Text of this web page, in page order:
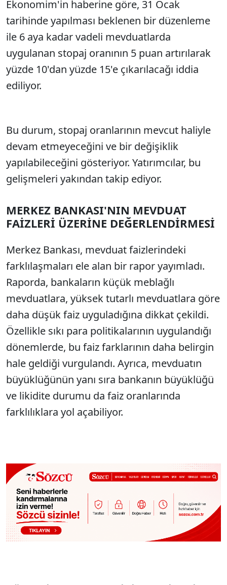
Ekonomim'in haberine göre, 31 Ocak
tarihinde yapılması beklenen bir düzenleme
ile 6 aya kadar vadeli mevduatlarda
uygulanan stopaj oranının 5 puan artırılarak
yüzde 10'dan yüzde 15'e çıkarılacağı iddia
ediliyor.
Bu durum, stopaj oranlarının mevcut haliyle
devam etmeyeceğini ve bir değişiklik
yapılabileceğini gösteriyor. Yatırımcılar, bu
gelişmeleri yakından takip ediyor.
MERKEZ BANKASI'NIN MEVDUAT
FAİZLERİ ÜZERİNE DEĞERLENDİRMESİ
Merkez Bankası, mevduat faizlerindeki
farklılaşmaları ele alan bir rapor yayımladı.
Raporda, bankaların küçük meblağlı
mevduatlara, yüksek tutarlı mevduatlara göre
daha düşük faiz uyguladığına dikkat çekildi.
Özellikle sıkı para politikalarının uygulandığı
dönemlerde, bu faiz farklarının daha belirgin
hale geldiği vurgulandı. Ayrıca, mevduatın
büyüklüğünün yanı sıra bankanın büyüklüğü
ve likidite durumu da faiz oranlarında
farklılıklara yol açabiliyor.